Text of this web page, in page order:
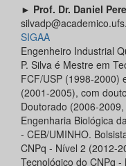
► Prof. Dr. Daniel
SIGAA
Engenheiro Industrial
P. Silva é Mestre em
FCF/USP (1998-2000)
(2001-2005), com
Doutorado (2006-
Engenharia Biológica
- CEB/UMINHO.
CNPq - Nível 2 (2012-
Tecnológico do CNPq